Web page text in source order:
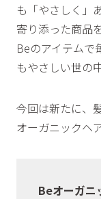
も「やさしく」
寄り添った商品
Beのアイテムで
もやさしい世の
今回は新たに、
オーガニックヘ
Beオーガニ